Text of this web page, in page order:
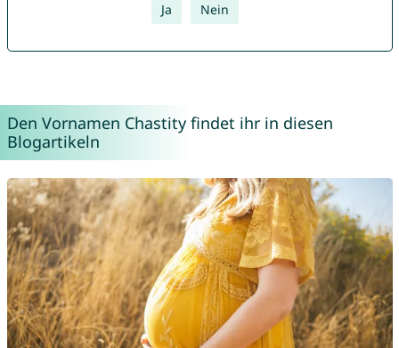
Ja Nein
Den Vornamen Chastity findet ihr in diesen
Blogartikeln